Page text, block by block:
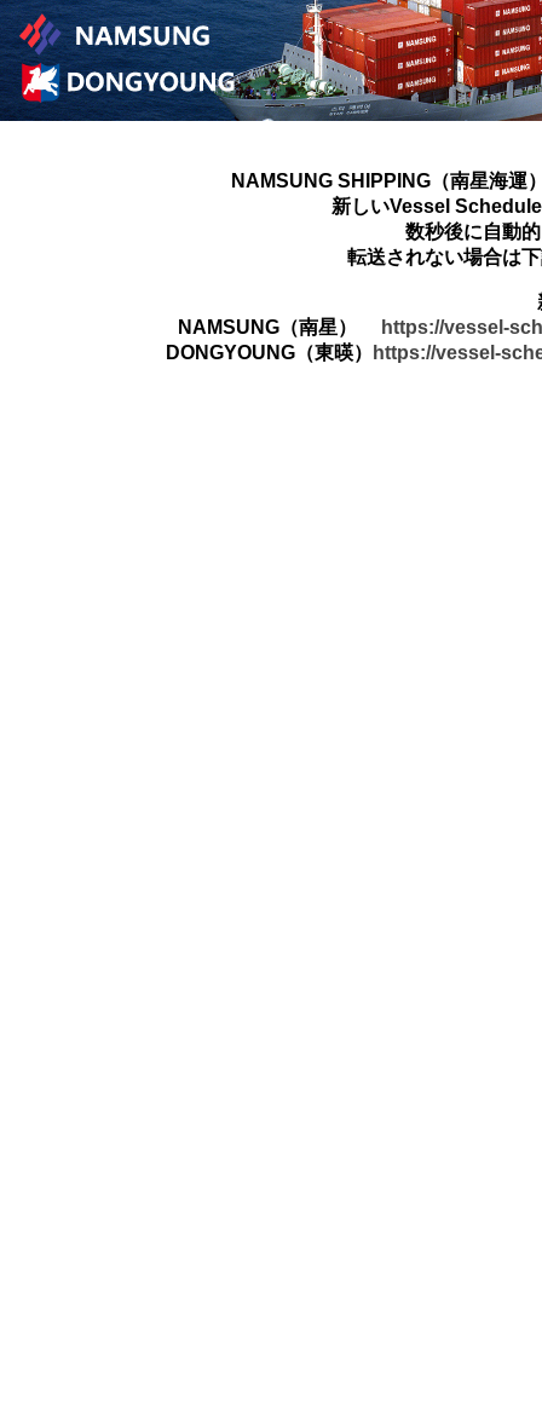
NAMSUNG SHIPPING（南星海運
新しいVessel
数秒後に自動
転送されない場合は
NAMSUNG（南星）
https://vessel-
DONGYOUNG（東暎）
https://vessel-